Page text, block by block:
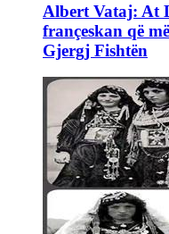
Albert Vataj: At
françeskan që
Gjergj Fishtën